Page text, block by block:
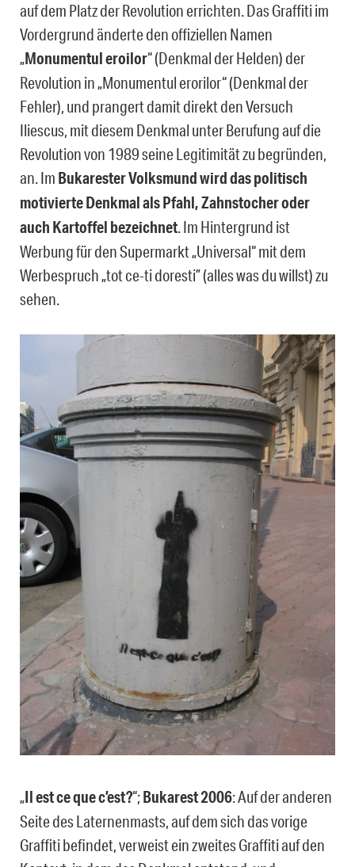
auf dem Platz der Revolution errichten. Das Graffiti im
Vordergrund änderte den offiziellen Namen
„Monumentul eroilor“ (Denkmal der Helden) der
Revolution in „Monumentul erorilor“ (Denkmal der
Fehler), und prangert damit direkt den Versuch
Iliescus, mit diesem Denkmal unter Berufung auf die
Revolution von 1989 seine Legitimität zu begründen,
an. Im Bukarester Volksmund wird das politisch
motivierte Denkmal als Pfahl, Zahnstocher oder
auch Kartoffel bezeichnet. Im Hintergrund ist
Werbung für den Supermarkt „Universal“ mit dem
Werbespruch „tot ce-ti doresti” (alles was du willst) zu
sehen.
„Il est ce que c’est?“;Bukarest 2006: Auf der anderen
Seite des Laternenmasts, auf dem sich das vorige
Graffiti befindet, verweist ein zweites Graffiti auf den